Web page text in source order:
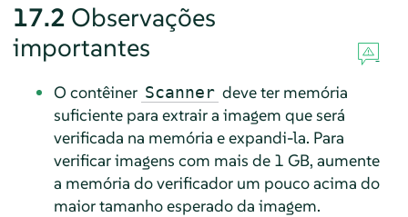
17.2 Observações
importantes
O contêiner Scanner deve ter memória
suficiente para extrair a imagem que será
verificada na memória e expandi-la. Para
verificar imagens com mais de 1 GB, aumente
a memória do verificador um pouco acima do
maior tamanho esperado da imagem.